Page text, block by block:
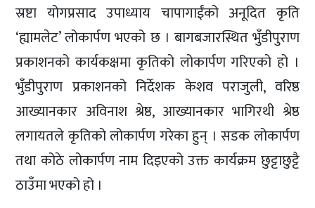
स्रष्टा योगप्रसाद उपाध्याय चापागाईंको अनूदित कृति
‘ह्यामलेट’ लोकार्पण भएको छ । बागबजारस्थित भुँडीपुराण
प्रकाशनको कार्यकक्षमा कृतिको लोकार्पण गरिएको हो ।
भुँडीपुराण प्रकाशनको निर्देशक केशव पराजुली, वरिष्ठ
आख्यानकार अविनाश श्रेष्ठ, आख्यानकार भागिरथी श्रेष्ठ
लगायतले कृतिको लोकार्पण गरेका हुन् । सडक लोकार्पण
तथा कोठे लोकार्पण नाम दिइएको उक्त कार्यक्रम छुट्टाछुट्टै
ठाउँमा भएको हो ।